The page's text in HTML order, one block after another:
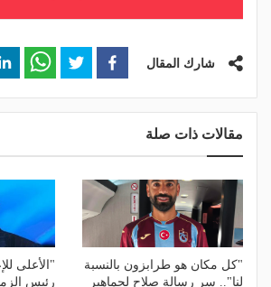
شارك المقال
مقالات ذات صلة
"كل مكان هو طرابزون بالنسبة
لنا".. سر رسالة صلاح لجماهير
"الأعلى
رئيس